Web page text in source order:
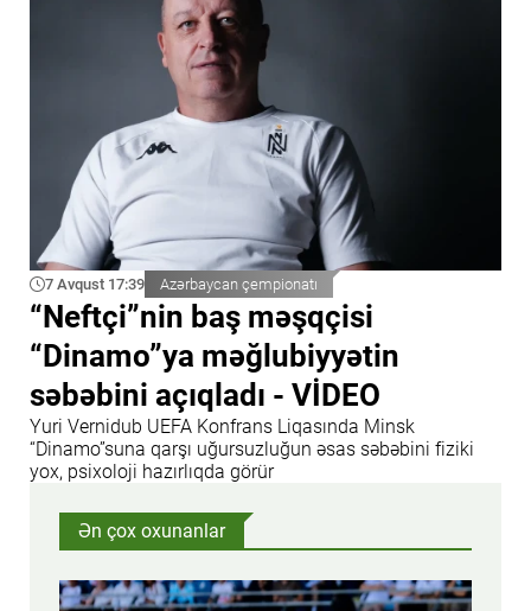
7 Avqust 17:39 Azərbaycan çempionatı
“Neftçi”nin baş məşqçisi
“Dinamo”ya məğlubiyyətin
səbəbini açıqladı - VİDEO
Yuri Vernidub UEFA Konfrans Liqasında Minsk
“Dinamo”suna qarşı uğursuzluğun əsas səbəbini fiziki
yox, psixoloji hazırlıqda görür
Ən çox oxunanlar